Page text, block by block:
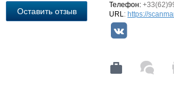
Конференции
Выставки и семинары
Оставить отзыв
Телефон:
URL: https://